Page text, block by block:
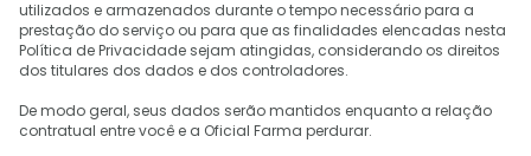
utilizados e armazenados durante o tempo necessário para a
prestação do serviço ou para que as finalidades elencadas nesta
Política de Privacidade sejam atingidas, considerando os direitos
dos titulares dos dados e dos controladores.
De modo geral, seus dados serão mantidos enquanto a relação
contratual entre você e a Oficial Farma perdurar.